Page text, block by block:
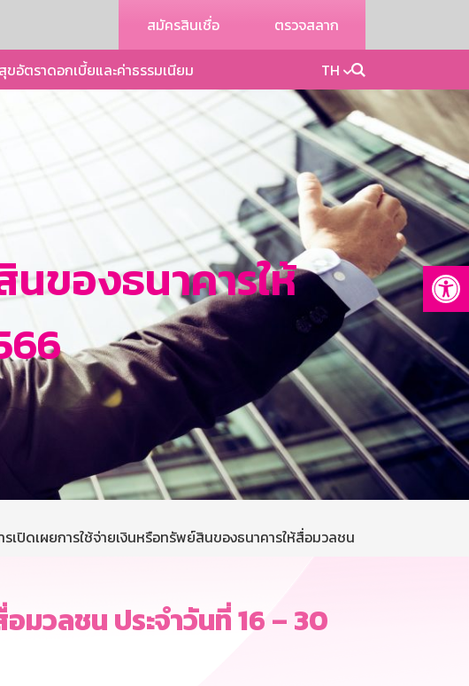
สมัครสินเชื่อ ตรวจสลาก
ขอัตราดอกเบี้ยและค่าธรรมเนียม TH
นของธนาคารให้
รเปิดเผยการใช้จ่ายเงินหรือทรัพย์สินของธนาคารให้สื่อมวลชน
มวลชน ประจำวันที่ 16 – 30